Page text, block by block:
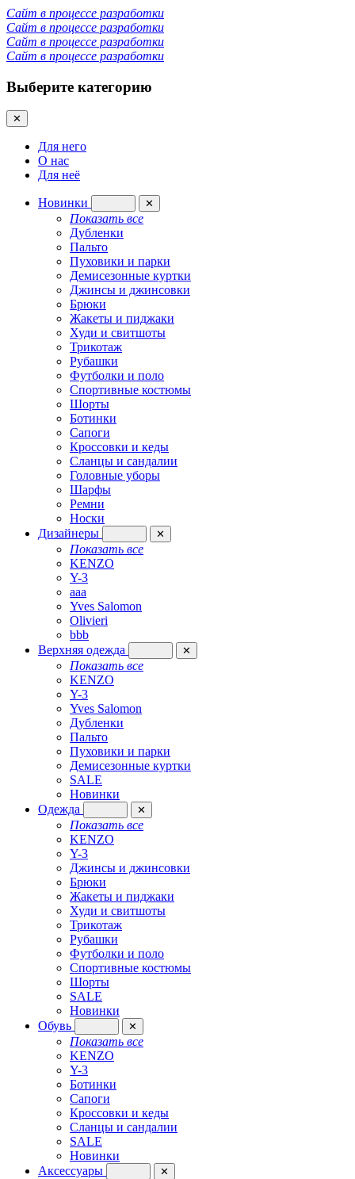
Сайт в процессе разработки
Сайт в процессе разработки
Сайт в процессе разработки
Сайт в процессе разработки
Выберите категорию
✕
Для него
О нас
Для неё
Новинки ✕
Показать все
Дубленки
Пальто
Пуховики и парки
Демисезонные куртки
Джинсы и джинсовки
Брюки
Жакеты и пиджаки
Худи и свитшоты
Трикотаж
Рубашки
Футболки и поло
Спортивные костюмы
Шорты
Ботинки
Сапоги
Кроссовки и кеды
Сланцы и сандалии
Головные уборы
Шарфы
Ремни
Носки
Дизайнеры
✕
Показать все
KENZO
Y-3
aaa
Yves Salomon
Olivieri
bbb
Верхняя одежда
✕
Показать все
KENZO
Y-3
Yves Salomon
Дубленки
Пальто
Пуховики и парки
Демисезонные куртки
SALE
Новинки
Одежда
✕
Показать все
KENZO
Y-3
Джинсы и джинсовки
Брюки
Жакеты и пиджаки
Худи и свитшоты
Трикотаж
Рубашки
Футболки и поло
Спортивные костюмы
Шорты
SALE
Новинки
Обувь
✕
Показать все
KENZO
Y-3
Ботинки
Сапоги
Кроссовки и кеды
Сланцы и сандалии
SALE
Новинки
Аксессуары
✕